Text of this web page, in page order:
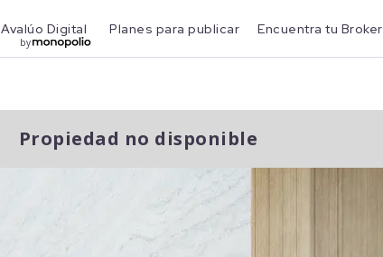
Avalúo Digital
by
Planes para publicar Encuentra tu Broker
Propiedad no disponible